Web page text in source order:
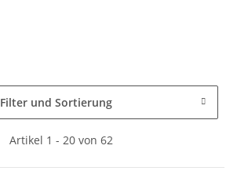
Filter und Sortierung
Artikel 1 - 20 von 62